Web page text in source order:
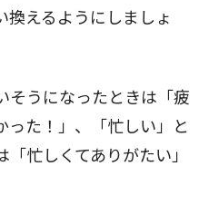
換えるようにしましょ
そうになったときは「疲
った！」、「忙しい」と
忙しくてありがたい」